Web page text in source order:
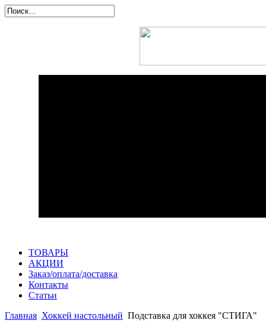
ТОВАРЫ
АКЦИИ
Заказ/оплата/доставка
Контакты
Статьи
Главная Хоккей настольный Подставка для хоккея "СТИГА"